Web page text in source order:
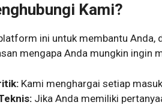
Kami?
ini untuk membantu Anda,
mengapa Anda mungkin ingin
Kami menghargai setiap
Jika Anda memiliki